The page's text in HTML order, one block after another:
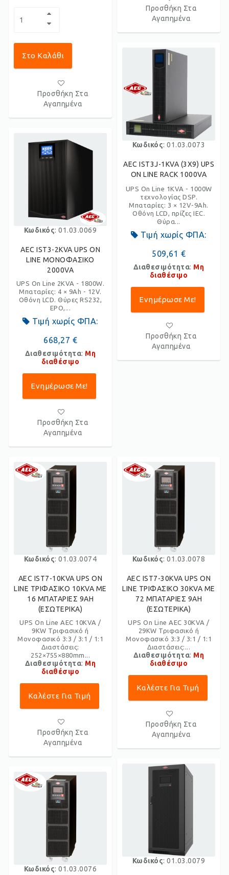
Στο Καλάθι
Προσθήκη Στα
Αγαπημένα
Κωδικός: 01.03.0069
AEC IST3-2KVA UPS ON
LINE ΜΟΝΟΦΑΣΙΚΟ
2000VA
UPS On Line 2KVA - 1800W.
Μπαταρίες: 4 × 9Ah - 12V.
Οθόνη LCD. Θύρες RS232,
EPO,...
Τιμή χωρίς ΦΠΑ:
668,27 €
Διαθεσιμότητα: Μη
διαθέσιμο
Ενημέρωσε Με!
Προσθήκη Στα
Αγαπημένα
Προσθήκη Στα
Αγαπημένα
Κωδικός: 01.03.0073
AEC IST3J-1KVA (3X9) UPS
ON LINE RACK 1000VA
UPS On Line 1KVA - 1000W
τεχνολογίας DSP.
Μπαταρίες: 3 × 12V-9Ah.
Οθόνη LCD, πρίζες IEC.
Θύρα...
Τιμή χωρίς ΦΠΑ:
509,61 €
Διαθεσιμότητα: Μη
διαθέσιμο
Ενημέρωσε Με!
Προσθήκη Στα
Αγαπημένα
Κωδικός: 01.03.0074
AEC IST7-10KVA UPS ON
LINE ΤΡΙΦΑΣΙΚΟ 10KVA ΜΕ
16 ΜΠΑΤΑΡΙΕΣ 9AH
(ΕΣΩΤΕΡΙΚΑ)
UPS On Line AEC 10KVA /
9KW Τριφασικό ή
Μονοφασικό 3:3 / 3:1 / 1:1
Διαστάσεις:
252×755×880mm...
Διαθεσιμότητα: Μη
διαθέσιμο
Καλέστε Για Τιμή
Προσθήκη Στα
Αγαπημένα
Κωδικός: 01.03.0076
Κωδικός: 01.03.0078
AEC IST7-30KVA UPS ON
LINE ΤΡΙΦΑΣΙΚΟ 30KVA ΜΕ
72 ΜΠΑΤΑΡΙΕΣ 9AH
(ΕΣΩΤΕΡΙΚΑ)
UPS On Line AEC 30KVA /
29KW Τριφασικό ή
Μονοφασικό 3:3 / 3:1 / 1:1
Διαστάσεις:...
Διαθεσιμότητα: Μη
διαθέσιμο
Καλέστε Για Τιμή
Προσθήκη Στα
Αγαπημένα
Κωδικός: 01.03.0079